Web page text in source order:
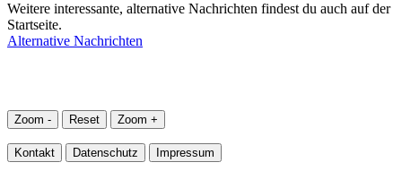
Weitere interessante, alternative Nachrichten findest du auch auf der
Startseite.
Alternative Nachrichten
Zoom - Reset Zoom +
Kontakt Datenschutz Impressum